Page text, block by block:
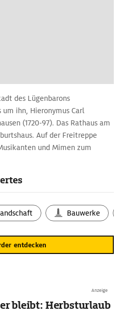
des Lügenbarons
ihn, Hieronymus Carl
(1720-97). Das Rathaus am
Auf der Freitreppe
und Mimen zum
über Leben und Lügen
angeboten.
Bauwerke
entdecken
Anzeige
bleibt: Herbsturlaub